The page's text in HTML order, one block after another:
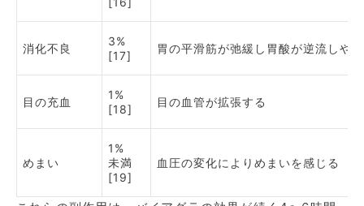
消化不良
3%
[17]
胃の平滑筋が弛緩し胃酸が逆流しや
目の充血
1%
[18]
目の血管が拡張する
めまい
1%
未満
[19]
血圧の変化によりめまいを感じる